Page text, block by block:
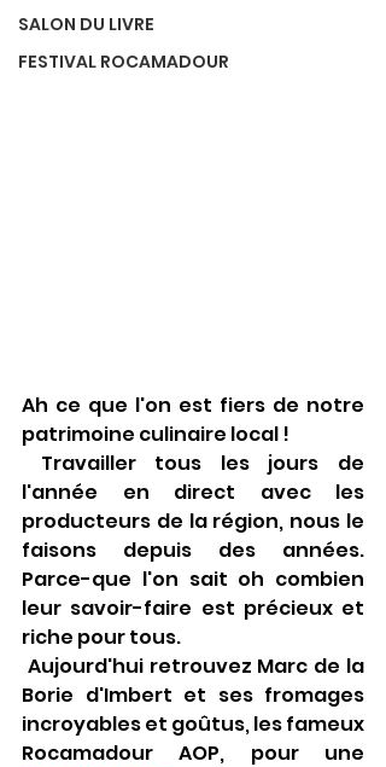
SALON DU LIVRE
FESTIVAL ROCAMADOUR
Ah ce que l'on est fiers de notre
patrimoine culinaire local !
l'année en direct avec les
producteurs de la région, nous le
faisons depuis des années.
Parce-que l'on sait oh combien
leur savoir-faire est précieux et
riche pour tous.
Borie d'Imbert et ses fromages
incroyables et goûtus, les fameux